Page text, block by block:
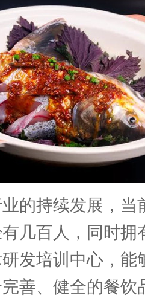
的持续发展，当
几百人，同时拥
发培训中心，能
善、健全的餐饮